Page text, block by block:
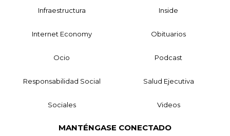
Infraestructura Inside
Internet Economy Obituarios
Ocio Podcast
Responsabilidad Social Salud Ejecutiva
Sociales Videos
MANTÉNGASE CONECTADO